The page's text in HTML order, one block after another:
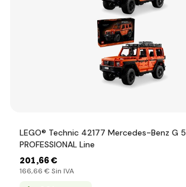
LEGO® Technic 42177 Mercedes-Benz G
PROFESSIONAL Line
201,66 €
166,66 € Sin IVA